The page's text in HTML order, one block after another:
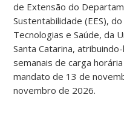
de Extensão do
Sustentabilidade (EES),
Tecnologias e Saúde, da
Santa Catarina,
semanais de carga
mandato de 13 de
novembro de 2026.